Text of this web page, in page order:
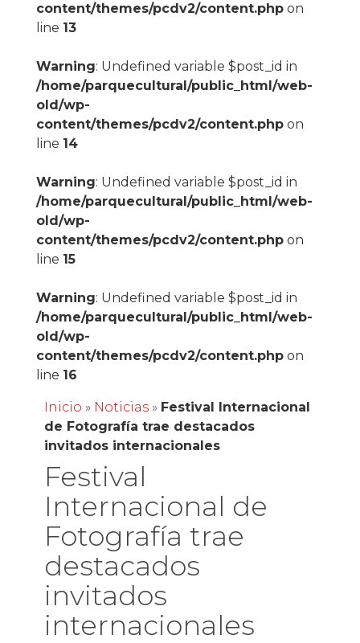
content/themes/pcdv2/content.phpon
line 13
Warning: Undefined variable $post_id in
/home/parquecultural/public_html/web-
old/wp-
content/themes/pcdv2/content.phpon
line 14
Warning: Undefined variable $post_id in
/home/parquecultural/public_html/web-
old/wp-
content/themes/pcdv2/content.phpon
line 15
Warning: Undefined variable $post_id in
/home/parquecultural/public_html/web-
old/wp-
content/themes/pcdv2/content.phpon
line 16
Inicio » Noticias» Festival Internacional
de Fotografía trae destacados
invitados internacionales
Festival
Internacional de
Fotografía trae
destacados
invitados
internacionales